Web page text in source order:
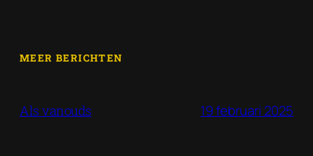
MEER BERICHTEN
Als vanouds 19 februari 2025